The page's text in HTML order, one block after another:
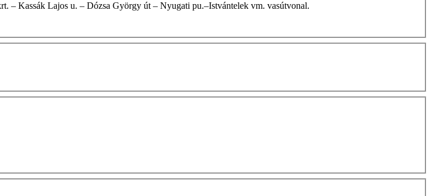
Károly krt. – Kassák Lajos u. – Dózsa György út – Nyugati pu.–Istvántelek vm. vasútvonal.